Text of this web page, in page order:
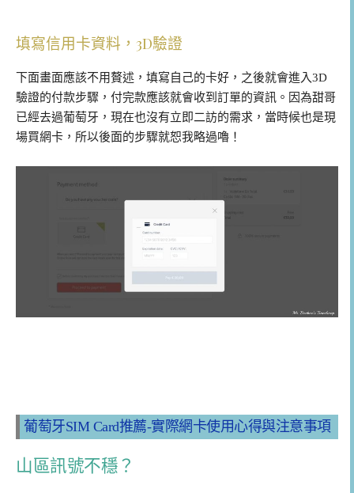
填寫信用卡資料，3D驗證
下面畫面應該不用贅述，填寫自己的卡好，之後就會進入3D
驗證的付款步驟，付完款應該就會收到訂單的資訊。因為甜哥
已經去過葡萄牙，現在也沒有立即二訪的需求，當時候也是現
場買網卡，所以後面的步驟就恕我略過嚕！
葡萄牙SIM Card推薦-實際網卡使用心得與注意事項
山區訊號不穩？